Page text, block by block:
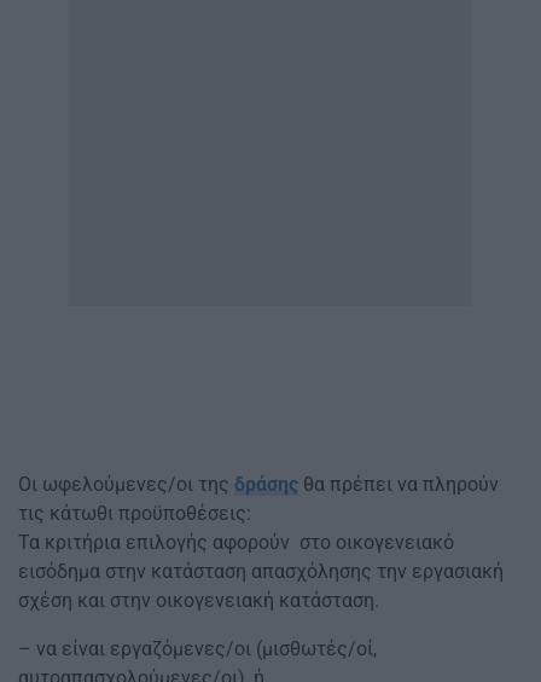
Οι ωφελούμενες/οι της δράσης θα πρέπει να πληρούν
τις κάτωθι προϋποθέσεις:
Τα κριτήρια επιλογής αφορούν στο οικογενειακό
εισόδημα στην κατάσταση απασχόλησης την εργασιακή
σχέση και στην οικογενειακή κατάσταση.
– να είναι εργαζόμενες/οι (μισθωτές/οί,